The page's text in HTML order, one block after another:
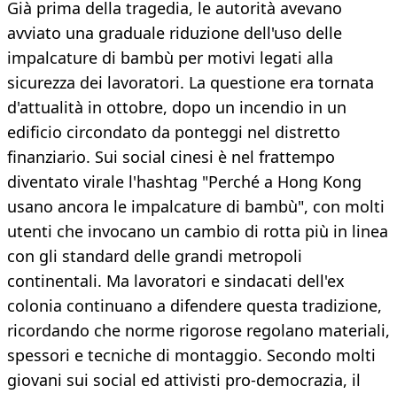
Già prima della tragedia, le autorità avevano
avviato una graduale riduzione dell'uso delle
impalcature di bambù per motivi legati alla
sicurezza dei lavoratori. La questione era tornata
d'attualità in ottobre, dopo un incendio in un
edificio circondato da ponteggi nel distretto
finanziario. Sui social cinesi è nel frattempo
diventato virale l'hashtag "Perché a Hong Kong
usano ancora le impalcature di bambù", con molti
utenti che invocano un cambio di rotta più in linea
con gli standard delle grandi metropoli
continentali. Ma lavoratori e sindacati dell'ex
colonia continuano a difendere questa tradizione,
ricordando che norme rigorose regolano materiali,
spessori e tecniche di montaggio. Secondo molti
giovani sui social ed attivisti pro-democrazia, il